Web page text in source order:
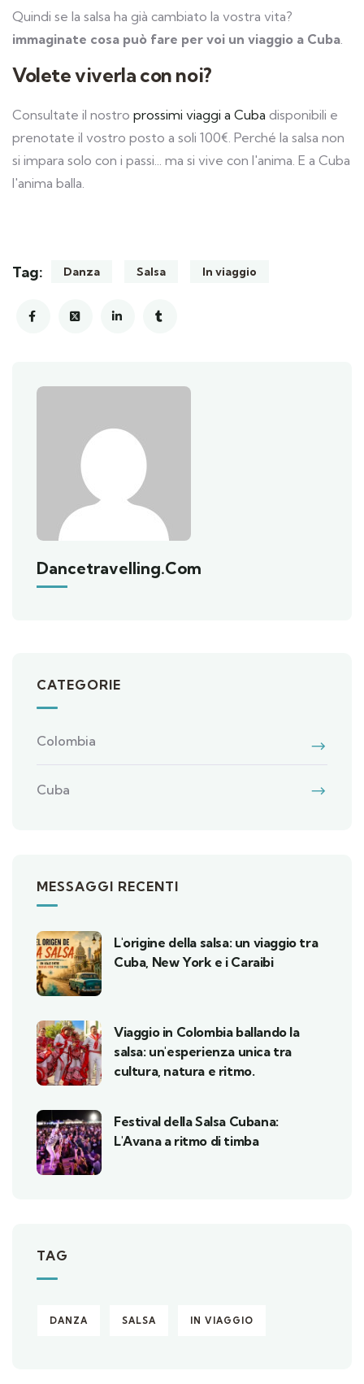
Quindi se la salsa ha già cambiato la vostra vita?
immaginate cosa può fare per voi un viaggio a Cuba.
Volete viverla con noi?
Consultate il nostro prossimi viaggi a Cuba disponibili e
prenotate il vostro posto a soli 100€. Perché la salsa non
si impara solo con i passi... ma si vive con l'anima. E a Cuba
l'anima balla.
Tag: Danza Salsa In viaggio
Dancetravelling.com
CATEGORIE
Colombia
Cuba
MESSAGGI RECENTI
L'origine della salsa: un viaggio tra
Cuba, New York e i Caraibi
Viaggio in Colombia ballando la
salsa: un'esperienza unica tra
cultura, natura e ritmo.
Festival della Salsa Cubana:
L'Avana a ritmo di timba
TAG
DANZA SALSA IN VIAGGIO